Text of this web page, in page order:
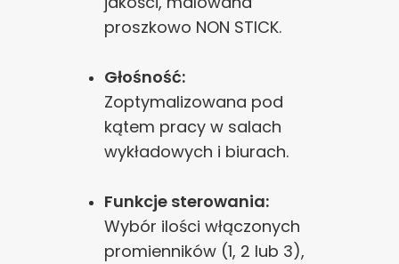
proszkowo NON STICK.
Głośność:
Zoptymalizowana pod
kątem pracy w salach
wykładowych i biurach.
Funkcje sterowania:
Wybór ilości włączonych
promienników (1, 2 lub 3),